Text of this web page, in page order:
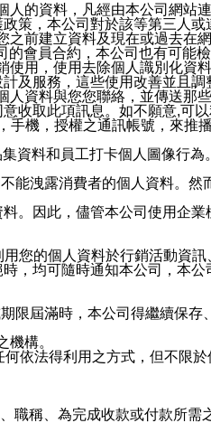
的資料，凡經由本公司網站
策，本公司對於該等第三人或
前建立資料及現在或過去在
會員合約，本公司也有可能
用，使用去除個人識別化資
及服務，這些使用改善並且調
資料與您您聯絡，並傳送那
取此項訊息。如不願意,可
機，授權之通訊帳號，來推
料和員工打卡個人圖像行為
能洩露消費者的個人資料。
。因此，儘管本公司使用企
您的個人資料於行銷活動資
，均可隨時通知本公司，本
屆滿時，本公司得繼續保存
構。
依法得利用之方式，但不限
稱、為完成收款或付款所